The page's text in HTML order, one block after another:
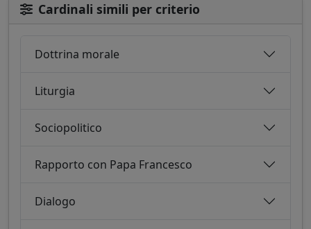
Cardinali simili per criterio
Dottrina morale
Liturgia
Sociopolitico
Rapporto con Papa Francesco
Dialogo